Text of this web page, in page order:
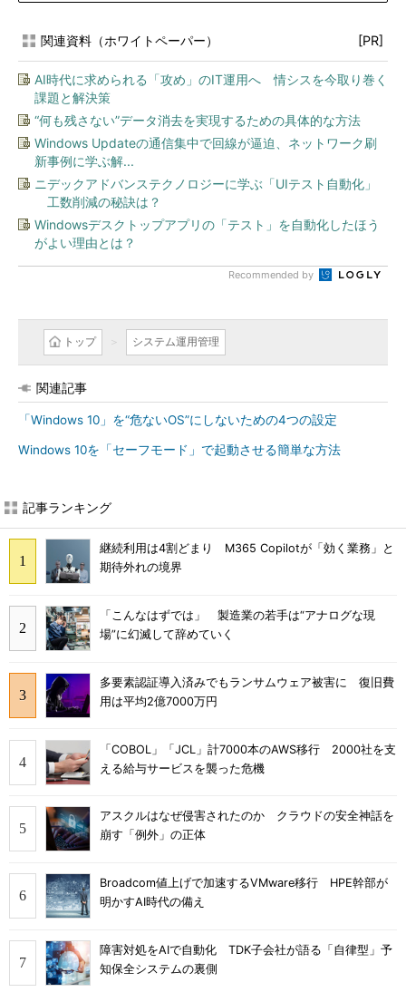
関連資料（ホワイトペーパー） [PR]
AI時代に求められる「攻め」のIT運用へ 情シスを今取り巻く
課題と解決策
“何も残さない”データ消去を実現するための具体的な方法
Windows Updateの通信集中で回線が逼迫、ネットワーク刷
新事例に学ぶ解...
ニデックアドバンステクノロジーに学ぶ「UIテスト自動化」
工数削減の秘訣は？
Windowsデスクトップアプリの「テスト」を自動化したほう
がよい理由とは？
Recommended by
トップ システム運用管理
関連記事
「Windows 10」を“危ないOS”にしないための4つの設定
Windows 10を「セーフモード」で起動させる簡単な方法
記事ランキング
継続利用は4割どまり M365 Copilotが「効く業務」と
期待外れの境界
「こんなはずでは」 製造業の若手は“アナログな現
場”に幻滅して辞めていく
多要素認証導入済みでもランサムウェア被害に 復旧費
用は平均2億7000万円
「COBOL」「JCL」計7000本のAWS移行 2000社を支
える給与サービスを襲った危機
アスクルはなぜ侵害されたのか クラウドの安全神話を
崩す「例外」の正体
Broadcom値上げで加速するVMware移行 HPE幹部が
明かすAI時代の備え
障害対処をAIで自動化 TDK子会社が語る「自律型」予
知保全システムの裏側